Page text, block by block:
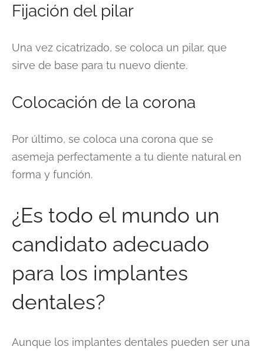
Fijación del pilar
Una vez cicatrizado, se coloca un pilar, que
sirve de base para tu nuevo diente.
Colocación de la corona
Por último, se coloca una corona que se
asemeja perfectamente a tu diente natural en
forma y función.
¿Es todo el mundo un
candidato adecuado
para los implantes
dentales?
Aunque los implantes dentales pueden ser una